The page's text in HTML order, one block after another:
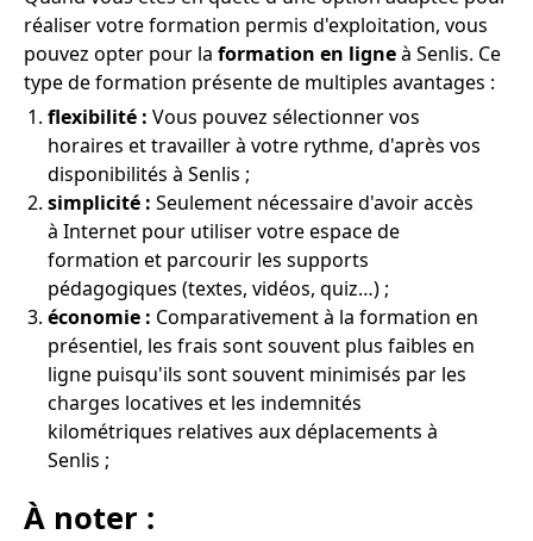
réaliser votre formation permis d'exploitation, vous
pouvez opter pour la formation en ligneà Senlis. Ce
type de formation présente de multiples avantages :
flexibilité : Vous pouvez sélectionner vos
horaires et travailler à votre rythme, d'après vos
disponibilités à Senlis ;
simplicité : Seulement nécessaire d'avoir accès
à Internet pour utiliser votre espace de
formation et parcourir les supports
pédagogiques (textes, vidéos, quiz…) ;
économie : Comparativement à la formation en
présentiel, les frais sont souvent plus faibles en
ligne puisqu'ils sont souvent minimisés par les
charges locatives et les indemnités
kilométriques relatives aux déplacements à
Senlis ;
À noter :